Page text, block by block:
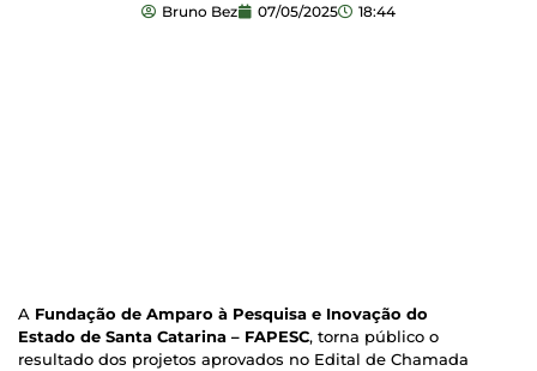
Bruno Bez 07/05/2025 18:44
A Fundação de Amparo à Pesquisa e Inovação do
Estado de Santa Catarina – FAPESC, torna público o
resultado dos projetos aprovados no Edital de Chamada